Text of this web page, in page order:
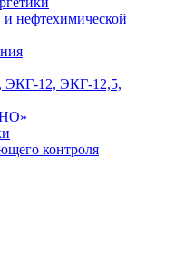
и нефтехимической
ЭКГ-12, ЭКГ-12,5,
контроля